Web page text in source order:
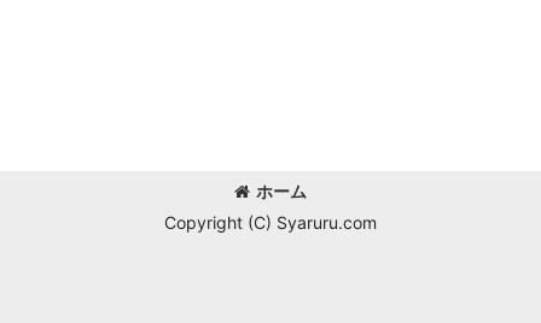
ホーム
Copyright (C) Syaruru.com